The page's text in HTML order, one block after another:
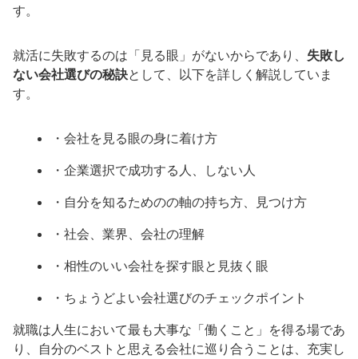
す。
就活に失敗するのは「見る眼」がないからであり、 失敗し
ない会社選びの秘訣として、以下を詳しく解説していま
す。
・会社を見る眼の身に着け方
・企業選択で成功する人、しない人
・自分を知るためのの軸の持ち方、見つけ方
・社会、業界、会社の理解
・相性のいい会社を探す眼と見抜く眼
・ちょうどよい会社選びのチェックポイント
就職は人生において最も大事な「働くこと」を得る場であ
り、自分のベストと思える会社に巡り合うことは、充実し